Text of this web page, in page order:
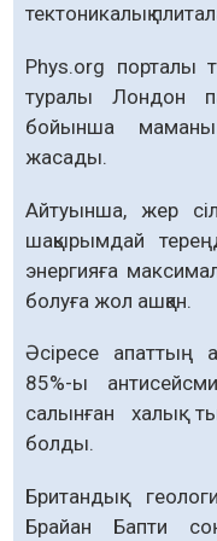
тектоникалық
Phys.org порталы
туралы Лондон
бойынша
жасады.
Айтуынша, жер
шақырымдай
энергияға
болуға жол ашқан.
Әсіресе апаттың
85%-ы
салынған халық
болды.
Британдық
Брайан Бапти